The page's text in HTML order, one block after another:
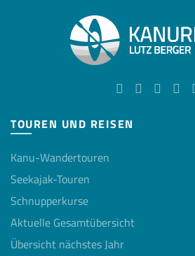
TOUREN UND REISEN
Kanu-Wandertouren
Seekajak-Touren
Schnupperkurse
Aktuelle Gesamtübersicht
Übersicht nächstes Jahr